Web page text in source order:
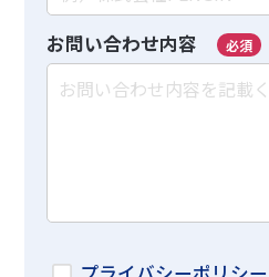
お問い合わせ内容 必須